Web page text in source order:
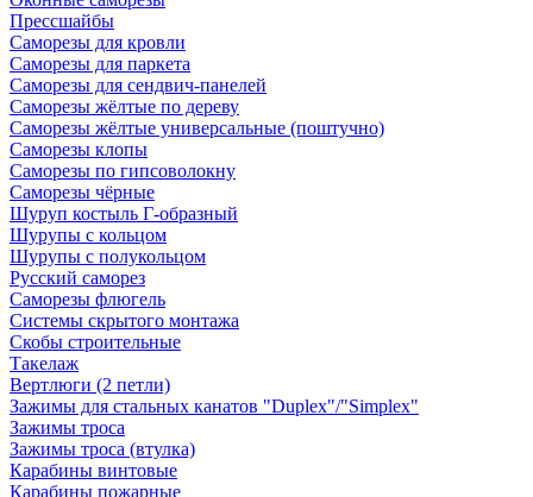
Прессшайбы
Саморезы для кровли
Саморезы для паркета
Саморезы для сендвич-панелей
Саморезы жёлтые по дереву
Саморезы жёлтые универсальные (поштучно)
Саморезы клопы
Саморезы по гипсоволокну
Саморезы чёрные
Шуруп костыль Г-образный
Шурупы с кольцом
Шурупы с полукольцом
Русский саморез
Саморезы флюгель
Системы скрытого монтажа
Скобы строительные
Такелаж
Вертлюги (2 петли)
Зажимы для стальных канатов "Duplex"/"Simplex"
Зажимы троса
Зажимы троса (втулка)
Карабины винтовые
Карабины пожарные